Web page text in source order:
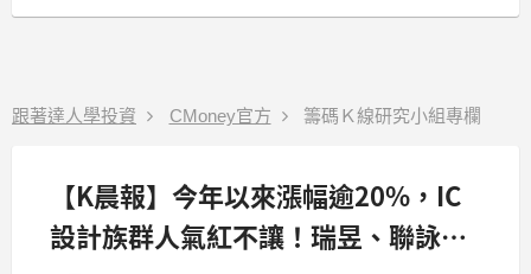
跟著達人學投資 CMoney官方 籌碼Ｋ線研究小組專欄
【K晨報】今年以來漲幅逾20%，IC
設計族群人氣紅不讓！瑞昱、聯詠、